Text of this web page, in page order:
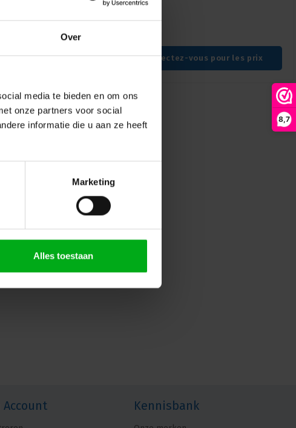
Over
media te bieden en om ons
onze partners voor social
informatie die u aan ze heeft
Marketing
Alles toestaan
8,7
ce variateur n'importe
Connecteur DMX : XLR 5 broches, Entrée d'alimentation : Schuko type F, Sortie d'alimentation : Schuko
Connectez-vous pour les prix
Account Kennisbank